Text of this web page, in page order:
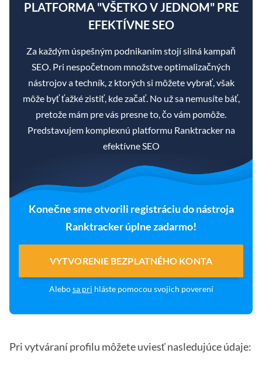
PLATFORMA "VŠETKO V JEDNOM" PRE
EFEKTÍVNE SEO
Za každým úspešným podnikaním stojí silná kampaň
SEO. Pri nespočetnom množstve optimalizačných
nástrojov a techník, z ktorých si môžete vybrať, však
môže byť ťažké zistiť, kde začať. No už sa nemusíte báť,
pretože mám pre vás presne to, čo vám pomôže.
Predstavujem komplexnú platformu Ranktracker na
efektívne SEO
Konečne sme otvorili registráciu do nástroja
Ranktracker úplne zadarmo!
VYTVORENIE BEZPLATNÉHO KONTA
Alebosa pri hláste pomocou svojich poverení
Pri vytváraní profilu môžete uviesť nasledujúce údaje: